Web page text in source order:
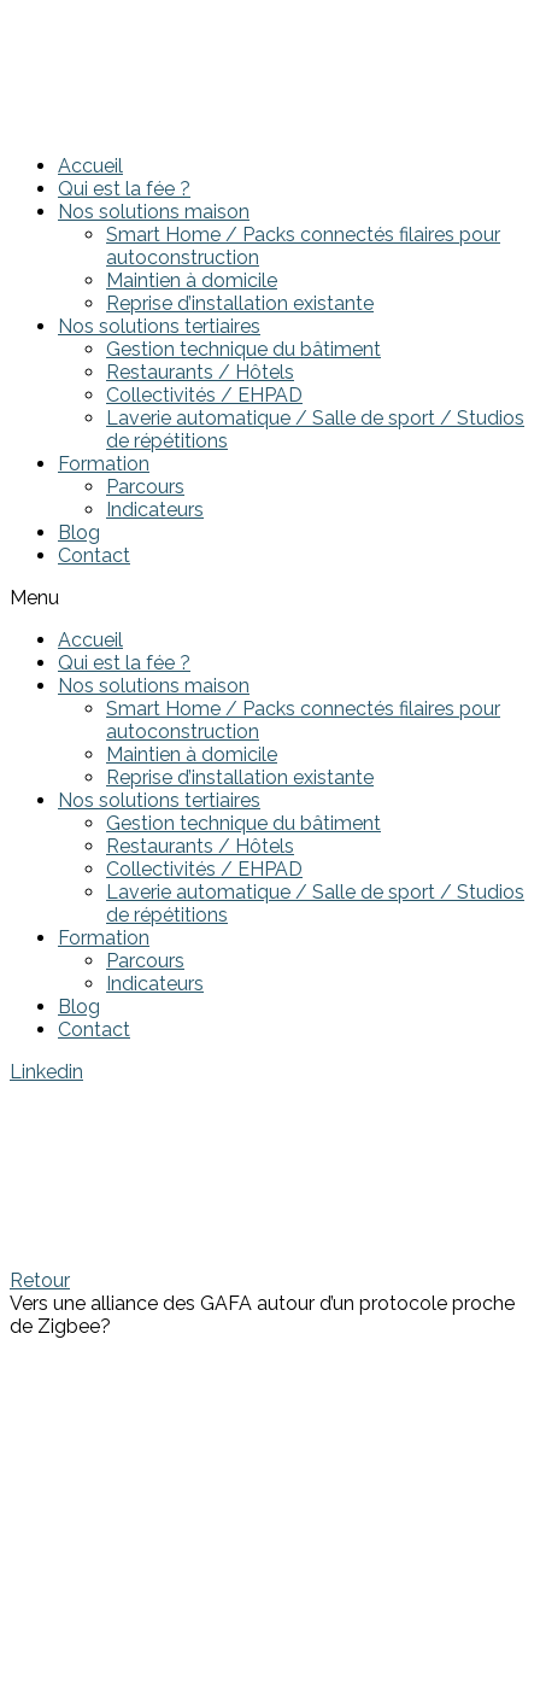
Accueil
Qui est la fée ?
Nos solutions maison
Smart Home / Packs connectés filaires pour
autoconstruction
Maintien à domicile
Reprise d’installation existante
Nos solutions tertiaires
Gestion technique du bâtiment
Restaurants / Hôtels
Collectivités / EHPAD
Laverie automatique / Salle de sport / Studios
de répétitions
Formation
Parcours
Indicateurs
Blog
Contact
Menu
Accueil
Qui est la fée ?
Nos solutions maison
Smart Home / Packs connectés filaires pour
autoconstruction
Maintien à domicile
Reprise d’installation existante
Nos solutions tertiaires
Gestion technique du bâtiment
Restaurants / Hôtels
Collectivités / EHPAD
Laverie automatique / Salle de sport / Studios
de répétitions
Formation
Parcours
Indicateurs
Blog
Contact
Linkedin
Retour
Vers une alliance des GAFA autour d’un protocole proche
de Zigbee?